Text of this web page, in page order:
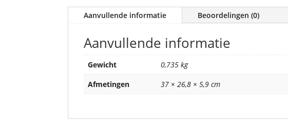
Aanvullende informatie Beoordelingen (0)
Aanvullende informatie
Gewicht
0,735 kg
Afmetingen
37 × 26,8 × 5,9 cm